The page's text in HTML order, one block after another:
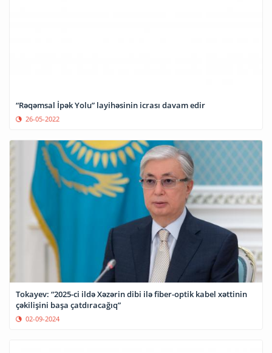
26-05-2022
Tokayev: “2025-ci ildə Xəzərin dibi ilə fiber-optik kabel xəttinin
çəkilişini başa çatdıracağıq”
02-09-2024